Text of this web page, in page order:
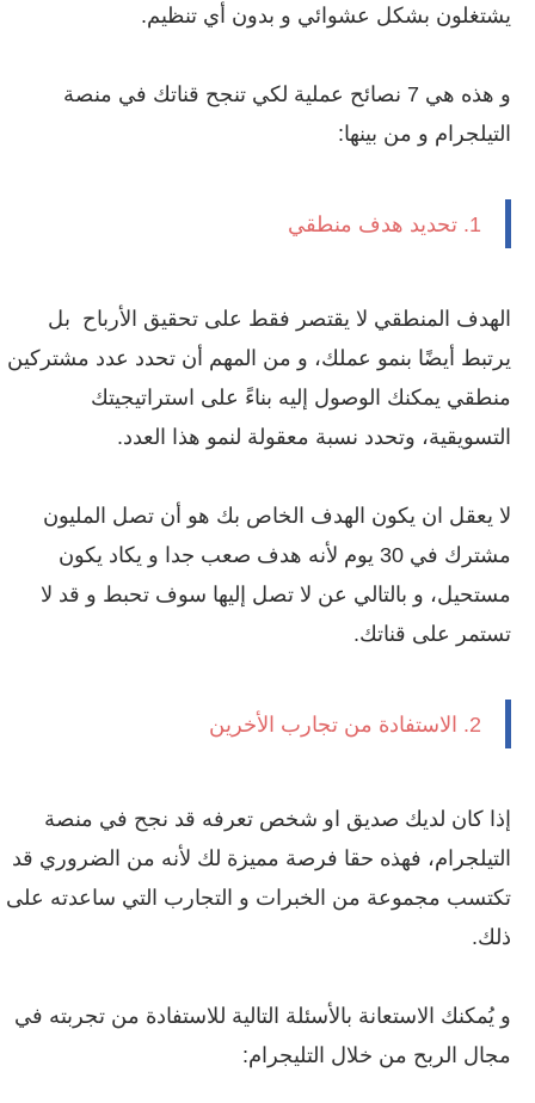
يشتغلون بشكل عشوائي و بدون أي تنظيم.
و هذه هي 7 نصائح عملية لكي تنجح قناتك في منصة
التيلجرام و من بينها:
1. تحديد هدف منطقي
الهدف المنطقي لا يقتصر فقط على تحقيق الأرباح بل
يرتبط أيضًا بنمو عملك، و من المهم أن تحدد عدد مشتركين
منطقي يمكنك الوصول إليه بناءً على استراتيجيتك
التسويقية، وتحدد نسبة معقولة لنمو هذا العدد.
لا يعقل ان يكون الهدف الخاص بك هو أن تصل المليون
مشترك في 30 يوم لأنه هدف صعب جدا و يكاد يكون
مستحيل، و بالتالي عن لا تصل إليها سوف تحبط و قد لا
تستمر على قناتك.
2. الاستفادة من تجارب الأخرين
إذا كان لديك صديق او شخص تعرفه قد نجح في منصة
التيلجرام، فهذه حقا فرصة مميزة لك لأنه من الضروري قد
تكتسب مجموعة من الخبرات و التجارب التي ساعدته على
ذلك.
و يُمكنك الاستعانة بالأسئلة التالية للاستفادة من تجربته في
مجال الربح من خلال التليجرام: